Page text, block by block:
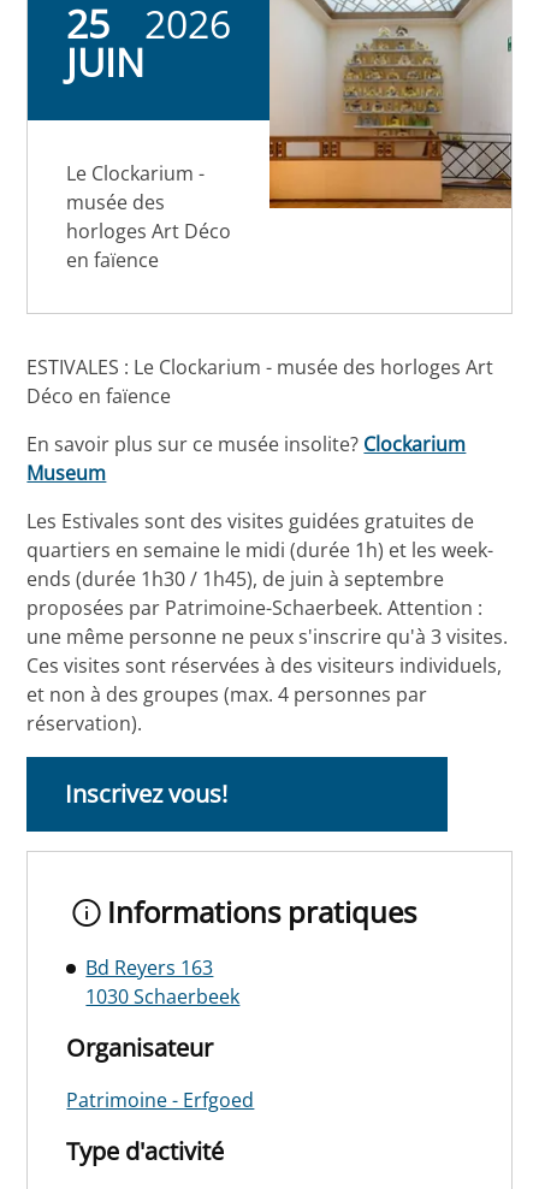
25
JUIN
2026
Le Clockarium -
musée des
horloges Art Déco
en faïence
ESTIVALES : Le Clockarium - musée des horloges Art
Déco en faïence
En savoir plus sur ce musée insolite? Clockarium
Museum
Les Estivales sont des visites guidées gratuites de
quartiers en semaine le midi (durée 1h) et les week-
ends (durée 1h30 / 1h45), de juin à septembre
proposées par Patrimoine-Schaerbeek. Attention :
une même personne ne peux s'inscrire qu'à 3 visites.
Ces visites sont réservées à des visiteurs individuels,
et non à des groupes (max. 4 personnes par
réservation).
Inscrivez vous!
Informations pratiques
Bd Reyers 163
1030 Schaerbeek
Organisateur
Patrimoine - Erfgoed
Type d'activité